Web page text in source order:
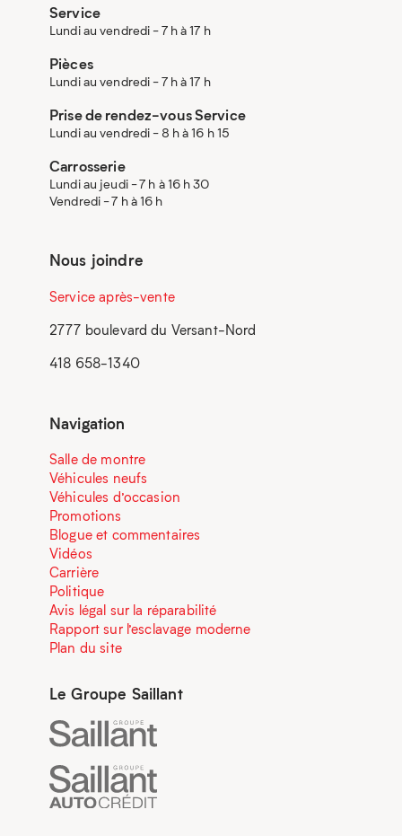
Service
Lundi au vendredi - 7 h à 17 h
Pièces
Lundi au vendredi - 7 h à 17 h
Prise de rendez-vous Service
Lundi au vendredi - 8 h à 16 h 15
Carrosserie
Lundi au jeudi - 7 h à 16 h 30
Vendredi - 7 h à 16 h
Nous joindre
Service après-vente
2777 boulevard du Versant-Nord
418 658-1340
Navigation
Salle de montre
Véhicules neufs
Véhicules d’occasion
Promotions
Blogue et commentaires
Vidéos
Carrière
Politique
Avis légal sur la réparabilité
Rapport sur l’esclavage moderne
Plan du site
Le Groupe Saillant